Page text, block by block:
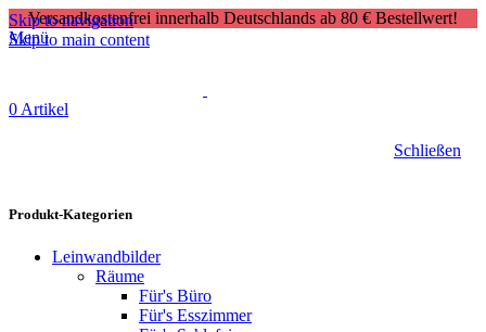
Skip to navigation
Skip to main content
Versandkostenfrei innerhalb Deutschlands ab 80 € Bestellwert!
Menü
0 Artikel
Schließen
Produkt-Kategorien
Leinwandbilder
Räume
Für's Büro
Für's Esszimmer